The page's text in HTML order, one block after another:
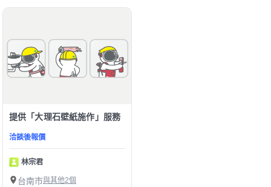
提供「大理石壁紙施作」服務
洽談後報價
林宗君
台南市與其他2個